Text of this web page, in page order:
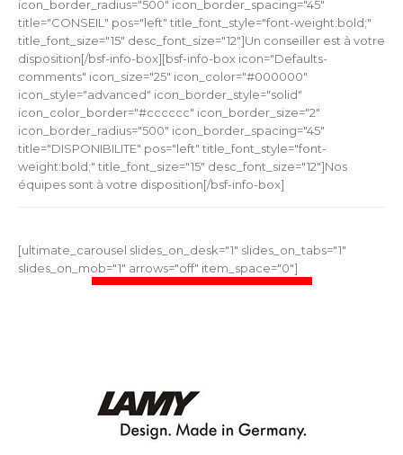
icon_border_radius="500" icon_border_spacing="45"
title="CONSEIL" pos="left" title_font_style="font-weight:bold;"
title_font_size="15" desc_font_size="12"]Un conseiller est à votre
disposition[/bsf-info-box][bsf-info-box icon="Defaults-
comments" icon_size="25" icon_color="#000000"
icon_style="advanced" icon_border_style="solid"
icon_color_border="#cccccc" icon_border_size="2"
icon_border_radius="500" icon_border_spacing="45"
title="DISPONIBILITE" pos="left" title_font_style="font-
weight:bold;" title_font_size="15" desc_font_size="12"]Nos
équipes sont à votre disposition[/bsf-info-box]
[ultimate_carousel slides_on_desk="1" slides_on_tabs="1"
slides_on_mob="1" arrows="off" item_space="0"]